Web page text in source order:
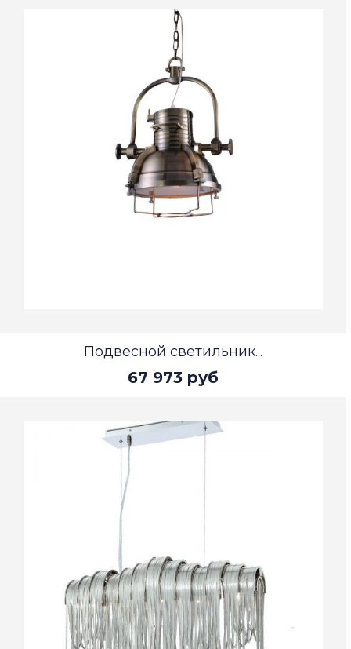
Подвесной светильник...
67 973 руб